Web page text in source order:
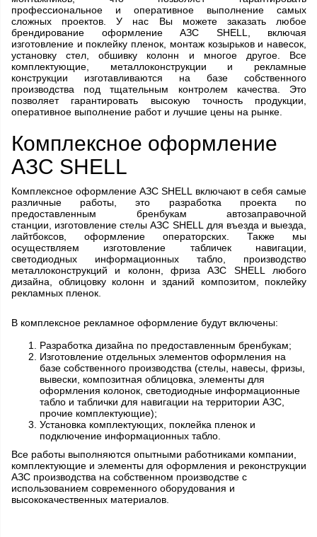
профессиональное и оперативное выполнение самых
сложных проектов. У нас Вы можете заказать любое
брендирование оформление АЗС SHELL, включая
изготовление и поклейку пленок, монтаж козырьков и навесок,
установку стел, обшивку колонн и многое другое. Все
комплектующие, металлоконструкции и рекламные
конструкции изготавливаются на базе собственного
производства под тщательным контролем качества. Это
позволяет гарантировать высокую точность продукции,
оперативное выполнение работ и лучшие цены на рынке.
Комплексное оформление
АЗС SHELL
Комплексное оформление АЗС SHELL включают в себя самые
различные работы, это разработка проекта по
предоставленным бренбукам автозаправочной
станции, изготовление стелы АЗС SHELL для въезда и выезда,
лайтбоксов, оформление операторских. Также мы
осуществляем изготовление табличек навигации,
светодиодных информационных табло, производство
металлоконструкций и колонн, фриза АЗС SHELL любого
дизайна, облицовку колонн и зданий композитом, поклейку
рекламных пленок.
В комплексное рекламное оформление будут включены:
Разработка дизайна по предоставленным бренбукам;
Изготовление отдельных элементов оформления на
базе собственного производства (стелы, навесы, фризы,
вывески, композитная облицовка, элементы для
оформления колонок, светодиодные информационные
табло и таблички для навигации на территории АЗС,
прочие комплектующие);
Установка комплектующих, поклейка пленок и
подключение информационных табло.
Все работы выполняются опытными работниками компании,
комплектующие и элементы для оформления и реконструкции
АЗС производства на собственном производстве с
использованием современного оборудования и
высококачественных материалов.